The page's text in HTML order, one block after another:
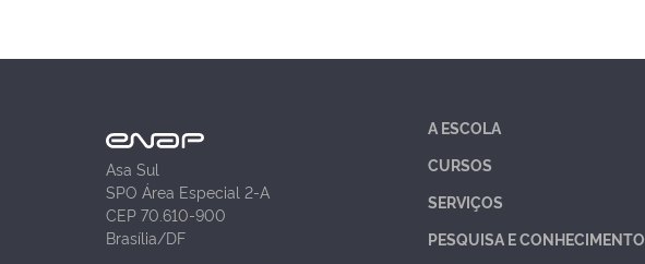
Asa Sul
SPO Área Especial 2-A
CEP 70.610-900
Brasília/DF
A ESCOLA
CURSOS
SERVIÇOS
PESQUISA E CONHECIMENTO